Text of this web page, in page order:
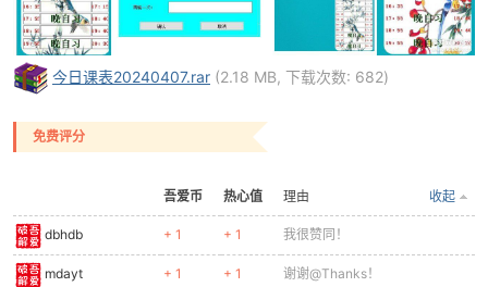
今日课表20240407.rar (2.18 MB, 下载次数: 682)
免费评分
吾爱币 热心值 收起
理由
dbhdb + 1 + 1 我很赞同！
mdayt + 1 + 1 谢谢@Thanks！